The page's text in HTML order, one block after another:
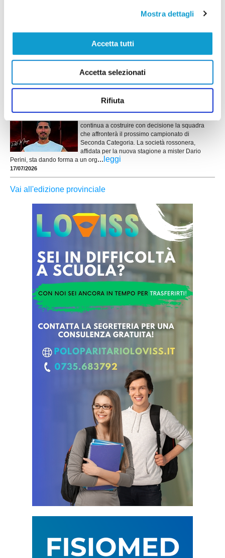
Mostra dettagli
Accetta tutti
Accetta selezionati
Rifiuta
ricostruiremo l'identità del club"
questi i pilastri del nuovo corso del Porto
Sant'Elpidio, illustrati dal coordinatore generale
Roberto Ripa, ex difensore che proprio in...leggi
ATLETICO M.U. Il mercato decolla: i volti
nuovi per mister Perini
continua a costruire con decisione la squadra
che affronterà il prossimo campionato di
Seconda Categoria. La società rossonera,
affidata per la nuova stagione a mister Dario
Perini, sta dando forma a un org... leggi
17/07/2026
Vai all'edizione provinciale